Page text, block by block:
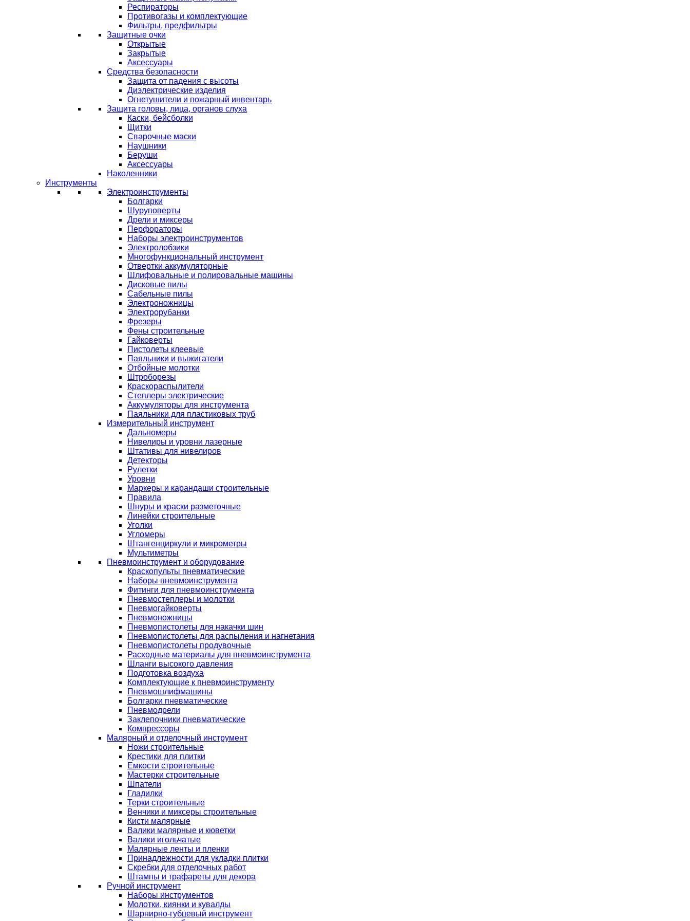
Респираторы
Противогазы и комплектующие
Фильтры, предфильтры
Защитные очки
Открытые
Закрытые
Аксессуары
Средства безопасности
Защита от падения с высоты
Диэлектрические изделия
Огнетушители и пожарный инвентарь
Защита головы, лица, органов слуха
Каски, бейсболки
Щитки
Сварочные маски
Наушники
Беруши
Аксессуары
Наколенники
Инструменты
Электроинструменты
Болгарки
Шуруповерты
Дрели и миксеры
Перфораторы
Наборы электроинструментов
Электролобзики
Многофункциональный инструмент
Отвертки аккумуляторные
Шлифовальные и полировальные машины
Дисковые пилы
Сабельные пилы
Электроножницы
Электрорубанки
Фрезеры
Фены строительные
Гайковерты
Пистолеты клеевые
Паяльники и выжигатели
Отбойные молотки
Штроборезы
Краскораспылители
Степлеры электрические
Аккумуляторы для инструмента
Паяльники для пластиковых труб
Измерительный инструмент
Дальномеры
Нивелиры и уровни лазерные
Штативы для нивелиров
Детекторы
Рулетки
Уровни
Маркеры и карандаши строительные
Правила
Шнуры и краски разметочные
Линейки строительные
Уголки
Угломеры
Штангенциркули и микрометры
Мультиметры
Пневмоинструмент и оборудование
Краскопульты пневматические
Наборы пневмоинструмента
Фитинги для пневмоинструмента
Пневмостеплеры и молотки
Пневмогайковерты
Пневмоножницы
Пневмопистолеты для накачки шин
Пневмопистолеты для распыления и нагнетания
Пневмопистолеты продувочные
Расходные материалы для пневмоинструмента
Шланги высокого давления
Подготовка воздуха
Комплектующие к пневмоинструменту
Пневмошлифмашины
Болгарки пневматические
Пневмодрели
Заклепочники пневматические
Компрессоры
Малярный и отделочный инструмент
Ножи строительные
Крестики для плитки
Емкости строительные
Мастерки строительные
Шпатели
Гладилки
Терки строительные
Венчики и миксеры строительные
Кисти малярные
Валики малярные и кюветки
Валики игольчатые
Малярные ленты и пленки
Принадлежности для укладки плитки
Скребки для отделочных работ
Штампы и трафареты для декора
Ручной инструмент
Наборы инструментов
Молотки, киянки и кувалды
Шарнирно-губцевый инструмент